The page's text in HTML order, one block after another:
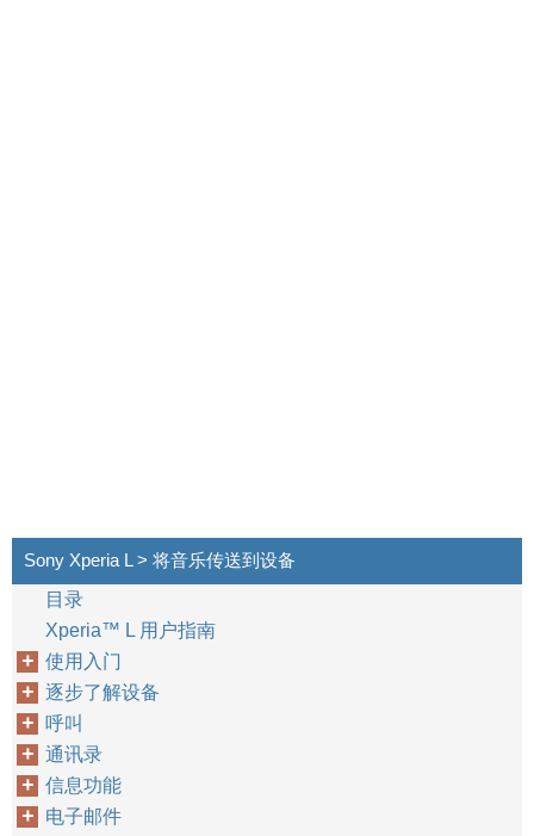
Sony Xperia L > 将音乐传送到设备
目录
Xperia™‎ L 用户指南
使用入门
逐步了解设备
呼叫
通讯录
信息功能
电子邮件